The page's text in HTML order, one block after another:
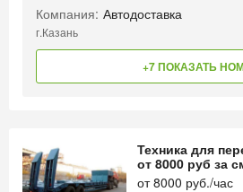
Компания: Автодоставка
г.Казань
+7 ПОКАЗАТЬ
Техника для
от 8000 руб за
от8000 руб./час